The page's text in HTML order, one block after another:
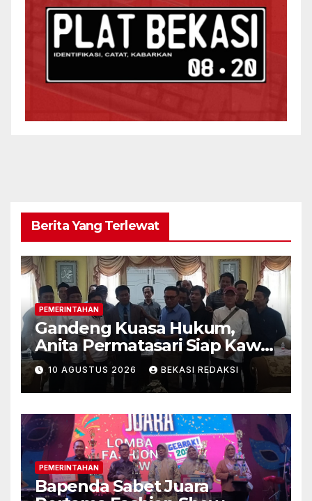
Berita Yang Terlewat
PEMERINTAHAN
Gandeng Kuasa Hukum,
Anita Permatasari Siap Kawal
Pilkades Kalijaya Bebas
Kecurangan
10 AGUSTUS 2026 BEKASI REDAKSI
PEMERINTAHAN
Bapenda Sabet Juara